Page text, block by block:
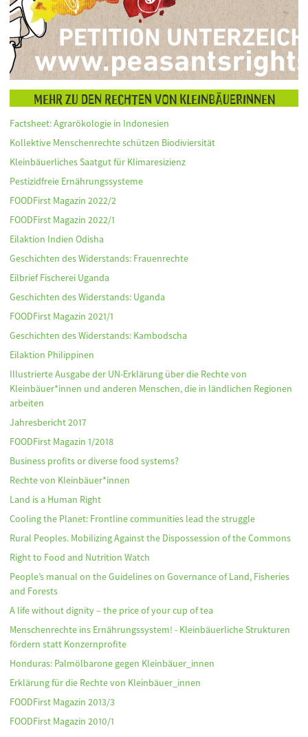
Mehr zu den Rechten von KleinbäuerInnen
Factsheet: Agrarökologie in Indonesien
Kollektive Menschenrechte schützen Biodiviersität
Kleinbäuerliches Saatgut für Klimaresizienz
Pestizidfreie Ernährungssysteme
FOODFirst Magazin 2022/2
FOODFirst Magazin 2022/1
Eilaktion Indien Odisha
Geschichten des Widerstands: Frauenrechte
Eilbrief Fischerei Uganda
Geschichten des Widerstands: Uganda
FOODFirst Magazin 2021/1
Geschichten des Widerstands: Kambodscha
Eilaktion Philippinen
Illustrierte Ausgabe der UN-Erklärung über die Rechte von
Kleinbäuer*innen und anderen Menschen, die in ländlichen Regionen
arbeiten
Jahresbericht 2017
FOODFirst Magazin 1/2018
Business profits or diverse food systems?
Rechte von Kleinbäuer*innen
Land is a Human Right
Cooling the Planet: Frontline communities lead the struggle
Rural Peoples. Mobilizing Against the Dispossession of the Commons
Right to Food and Nutrition Watch
People’s manual on the Guidelines on Governance of Land, Fisheries
and Forests
A life without dignity – the price of your cup of tea
Menschenrechte ins Ernährungssystem! - Kleinbäuerliche Strukturen
fördern statt Konzernprofite
Honduras: Palmölbarone gegen Kleinbäuer_innen
Erklärung für die Rechte von Kleinbäuer_innen
FOODFirst Magazin 2013/3
FOODFirst Magazin 2010/1